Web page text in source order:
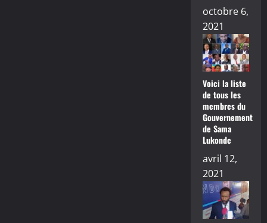
octobre 6,
2021
Voici la liste
de tous les
membres du
Gouvernement
de Sama
Lukonde
avril 12,
2021